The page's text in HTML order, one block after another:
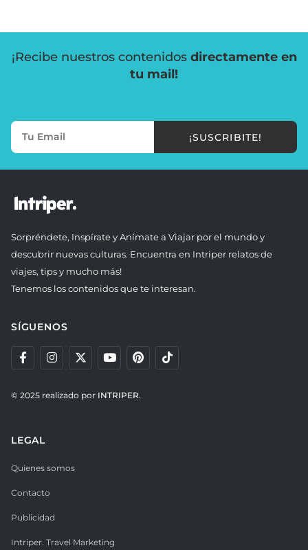
¡Recibe nuestros contenidos directamente en
tu mail!
¡SUSCRIBITE!
Sorpréndete, Inspírate y Anímate a Viajar por el mundo y
descubrir nuevas culturas. Encuentra en Intriper relatos de
viajes, tips y mucho más!
Tenemos los contenidos que te interesan.
SÍGUENOS
© 2025 realizado por INTRIPER.
LEGAL
Quienes somos
Contacto
Publicidad
Intriper. Travel Marketing